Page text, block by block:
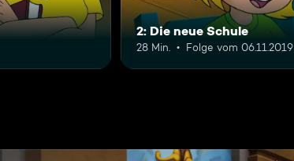
2: Die neue Schule
28 Min. Folge vom 06.11.2019